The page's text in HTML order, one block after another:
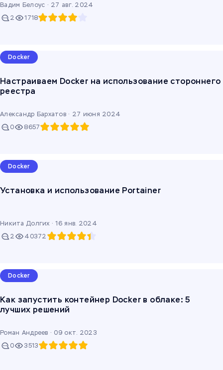
Вадим Белоус · 27 авг. 2024
2
1718
Docker
Настраиваем Docker на использование стороннего
реестра
Александр Бархатов · 27 июня 2024
0
8657
Docker
Установка и использование Portainer
Никита Долгих ·16 янв. 2024
2
40372
Docker
Как запустить контейнер Docker в облаке: 5
лучших решений
Роман Андреев · 09 окт. 2023
0
3513